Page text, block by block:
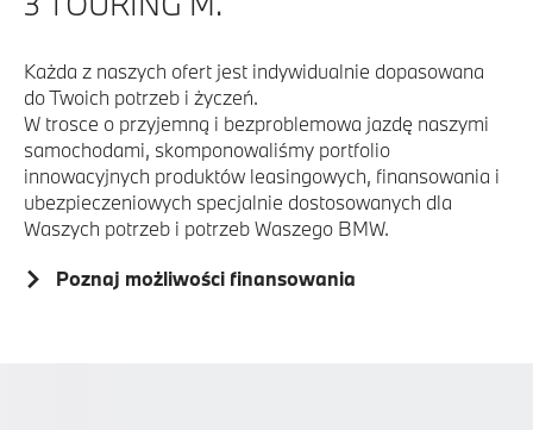
Każda z naszych ofert jest indywidualnie dopasowana
do Twoich potrzeb i życzeń.
W trosce o przyjemną i bezproblemowa jazdę naszymi
samochodami, skomponowaliśmy portfolio
innowacyjnych produktów leasingowych, finansowania i
ubezpieczeniowych specjalnie dostosowanych dla
Waszych potrzeb i potrzeb Waszego BMW.
Poznaj możliwości finansowania